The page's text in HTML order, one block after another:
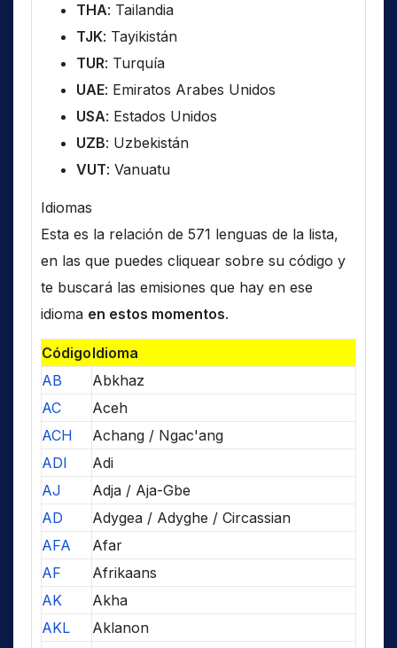
THA: Tailandia
TJK: Tayikistán
TUR: Turquía
UAE: Emiratos Arabes Unidos
USA: Estados Unidos
UZB: Uzbekistán
VUT: Vanuatu
Idiomas
Esta es la relación de 571 lenguas de la lista,
en las que puedes cliquear sobre su código y
te buscará las emisiones que hay en ese
idioma en estos momentos.
CódigoIdioma
AB
Abkhaz
AC
Aceh
ACH
Achang / Ngac'ang
ADI
Adi
AJ
Adja / Aja-Gbe
AD
Adygea / Adyghe / Circassian
AFA
Afar
AF
Afrikaans
AK
Akha
AKL
Aklanon